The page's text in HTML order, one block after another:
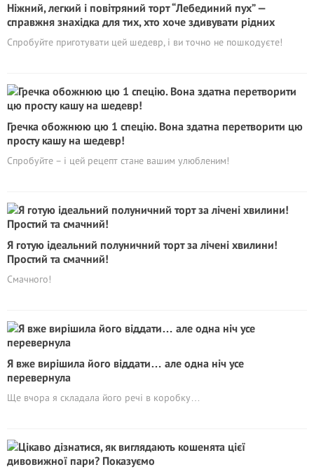
Ніжний, легкий і повітряний торт “Лебединий пух” —
справжня знахідка для тих, хто хоче здивувати рідних
Спробуйте приготувати цей шедевр, і ви точно не пошкодуєте!
Гречка обожнюю цю 1 спецію. Вона здатна перетворити цю
просту кашу на шедевр!
Спробуйте – і цей рецепт стане вашим улюбленим!
Я готую ідеальний полуничний торт за лічені хвилини!
Простий та смачний!
Смачного!
Я вже вирішила його віддати… але одна ніч усе
перевернула
Ще вчора я складала його речі в коробку…